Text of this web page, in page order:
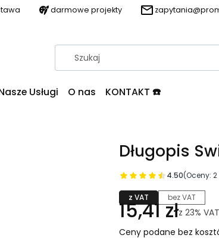
darmowe projekty
Usługi O nas KONTAKT ☎️
Długopis
4.50(Oceny:
z VAT bez VAT
15,41 złz 23% VAT
Ceny podane bez